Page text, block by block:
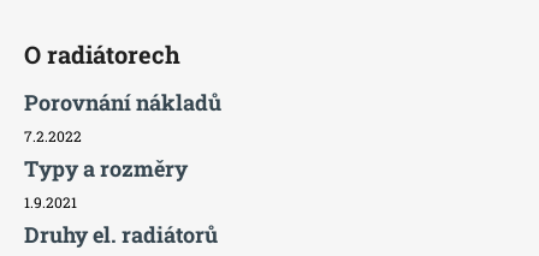
O radiátorech
Porovnání nákladů
7.2.2022
Typy a rozměry
1.9.2021
Druhy el. radiátorů